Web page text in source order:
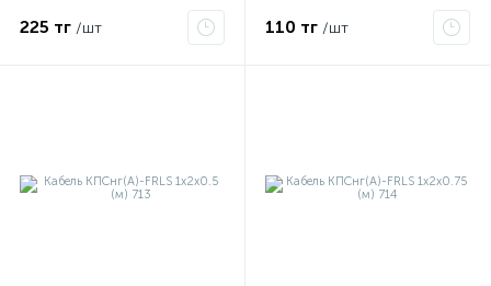
225 тг /шт 110 тг /шт